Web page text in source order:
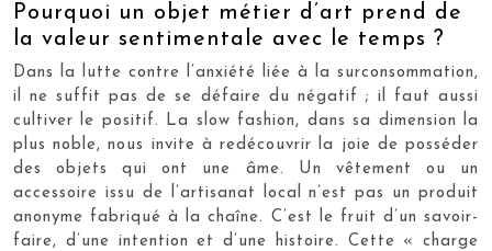
Pourquoi un objet métier d’art prend de
la valeur sentimentale avec le temps ?
Dans la lutte contre l’anxiété liée à la surconsommation,
il ne suffit pas de se défaire du négatif ; il faut aussi
cultiver le positif. La slow fashion, dans sa dimension la
plus noble, nous invite à redécouvrir la joie de posséder
des objets qui ont une âme. Un vêtement ou un
accessoire issu de l’artisanat local n’est pas un produit
anonyme fabriqué à la chaîne. C’est le fruit d’un savoir-
faire, d’une intention et d’une histoire. Cette « charge